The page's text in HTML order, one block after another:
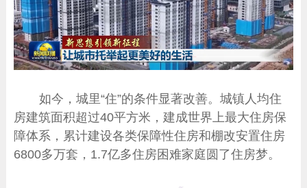
如今，城里“住”的条件显著改善。城镇人均住
房建筑面积超过40平方米，建成世界上最大住房保
障体系，累计建设各类保障性住房和棚改安置住房
6800多万套，1.7亿多住房困难家庭圆了住房梦。